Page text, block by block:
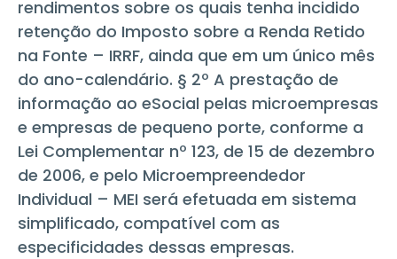
rendimentos sobre os quais tenha incidido
retenção do Imposto sobre a Renda Retido
na Fonte – IRRF, ainda que em um único mês
do ano-calendário. § 2º A prestação de
informação ao eSocial pelas microempresas
e empresas de pequeno porte, conforme a
Lei Complementar nº 123, de 15 de dezembro
de 2006, e pelo Microempreendedor
Individual – MEI será efetuada em sistema
simplificado, compatível com as
especificidades dessas empresas.